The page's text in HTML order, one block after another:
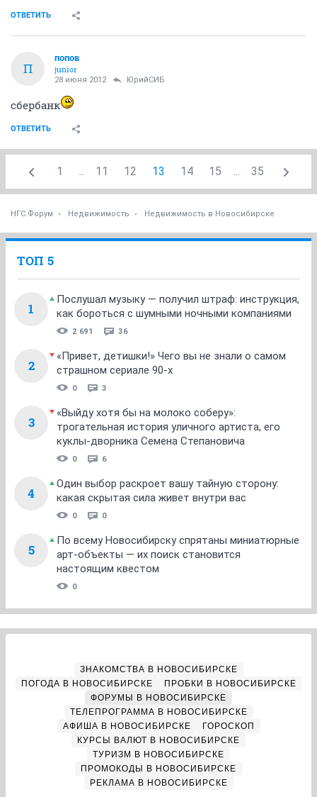
ОТВЕТИТЬ
П
попов
junior
28 июня 2012 ЮрийСИБ
сбербанк
ОТВЕТИТЬ
1 ... 11 12 13 14 15 ... 35
НГС.Форум Недвижимость Недвижимость в Новосибирске
ТОП 5
1
Послушал музыку — получил штраф: инструкция,
как бороться с шумными ночными компаниями
2 691 36
2
«Привет, детишки!» Чего вы не знали о самом
страшном сериале 90-х
0 3
3
«Выйду хотя бы на молоко соберу»:
трогательная история уличного артиста, его
куклы-дворника Семена Степановича
0 6
4
Один выбор раскроет вашу тайную сторону:
какая скрытая сила живет внутри вас
0 0
5
По всему Новосибирску спрятаны миниатюрные
арт-объекты — их поиск становится
настоящим квестом
0
ЗНАКОМСТВА В НОВОСИБИРСКЕ
ПОГОДА В НОВОСИБИРСКЕ
ПРОБКИ В НОВОСИБИРСКЕ
ФОРУМЫ В НОВОСИБИРСКЕ
ТЕЛЕПРОГРАММА В НОВОСИБИРСКЕ
АФИША В НОВОСИБИРСКЕ
ГОРОСКОП
КУРСЫ ВАЛЮТ В НОВОСИБИРСКЕ
ТУРИЗМ В НОВОСИБИРСКЕ
ПРОМОКОДЫ В НОВОСИБИРСКЕ
РЕКЛАМА В НОВОСИБИРСКЕ